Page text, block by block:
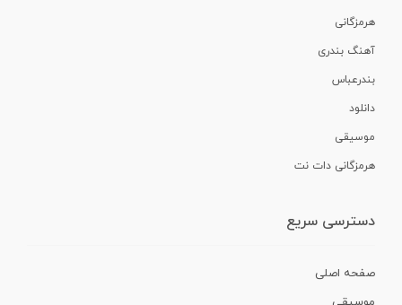
هرمزگانی
آهنگ بندری
بندرعباس
دانلود
موسیقی
هرمزگانی دات نت
دسترسی سریع
صفحه اصلی